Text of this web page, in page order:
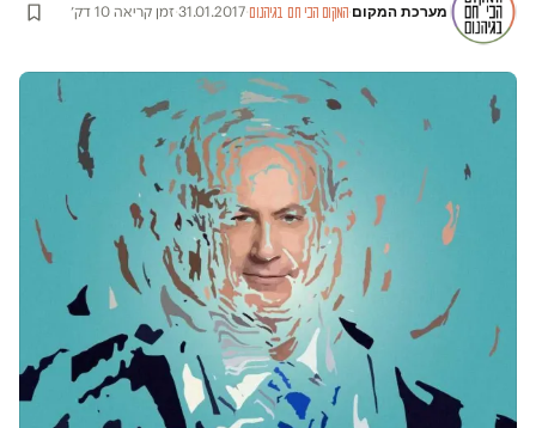
מערכת המקום·המקום הכי חם בגיהנום·
31.01.2017
·זמן קריאה 10 דק׳